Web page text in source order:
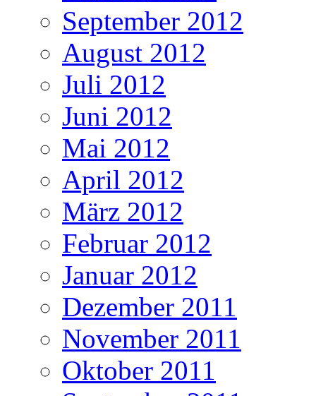
September 2012
August 2012
Juli 2012
Juni 2012
Mai 2012
April 2012
März 2012
Februar 2012
Januar 2012
Dezember 2011
November 2011
Oktober 2011